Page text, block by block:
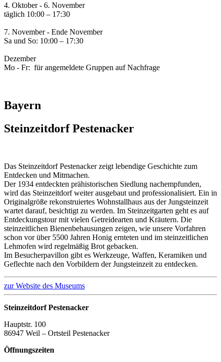
4. Oktober - 6. November
täglich 10:00 – 17:30
7. November - Ende November
Sa und So: 10:00 – 17:30
Dezember
Mo - Fr: für angemeldete Gruppen auf Nachfrage
Bayern
Steinzeitdorf Pestenacker
Das Steinzeitdorf Pestenacker zeigt lebendige Geschichte zum
Entdecken und Mitmachen.
Der 1934 entdeckten prähistorischen Siedlung nachempfunden,
wird das Steinzeitdorf weiter ausgebaut und professionalisiert. Ein in
Originalgröße rekonstruiertes Wohnstallhaus aus der Jungsteinzeit
wartet darauf, besichtigt zu werden. Im Steinzeitgarten geht es auf
Entdeckungstour mit vielen Getreidearten und Kräutern. Die
steinzeitlichen Bienenbehausungen zeigen, wie unsere Vorfahren
schon vor über 5500 Jahren Honig ernteten und im steinzeitlichen
Lehmofen wird regelmäßig Brot gebacken.
Im Besucherpavillon gibt es Werkzeuge, Waffen, Keramiken und
Geflechte nach den Vorbildern der Jungsteinzeit zu entdecken.
zur Website des Museums
Steinzeitdorf Pestenacker
Hauptstr. 100
86947 Weil – Ortsteil Pestenacker
Öffnungszeiten